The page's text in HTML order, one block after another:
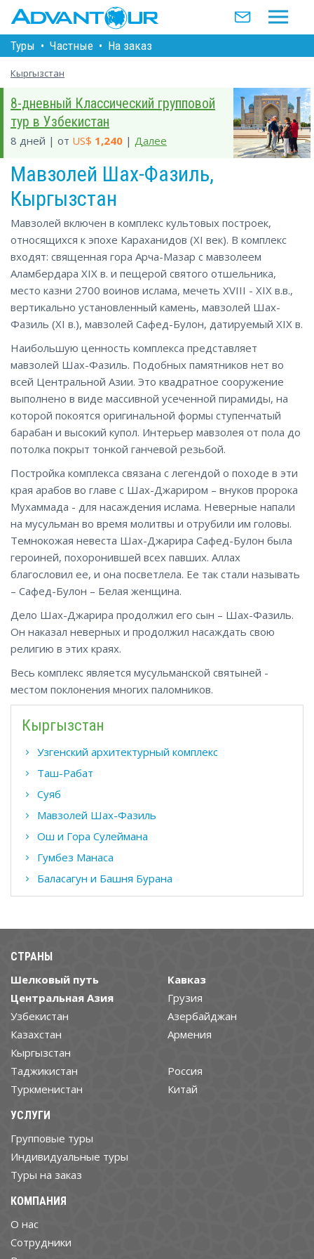
Туры • Частные • На заказ
Кыргызстан
8-дневный Классический групповой
тур в Узбекистан
8 дней | от US$ 1,240 | Далее
Мавзолей Шах-Фазиль,
Кыргызстан
Мавзолей включен в комплекс культовых построек,
относящихся к эпохе Караханидов (XI век). В комплекс
входят: священная гора Арча-Мазар с мавзолеем
Аламбердара XIX в. и пещерой святого отшельника,
место казни 2700 воинов ислама, мечеть XVIII - XIX в.в.,
вертикально установленный камень, мавзолей Шах-
Фазиль (XI в.), мавзолей Сафед-Булон, датируемый XIX в.
Наибольшую ценность комплекса представляет
мавзолей Шах-Фазиль. Подобных памятников нет во
всей Центральной Азии. Это квадратное сооружение
выполнено в виде массивной усеченной пирамиды, на
которой покоятся оригинальной формы ступенчатый
барабан и высокий купол. Интерьер мавзолея от пола до
потолка покрыт тонкой ганчевой резьбой.
Постройка комплекса связана с легендой о походе в эти
края арабов во главе с Шах-Джариром – внуков пророка
Мухаммада - для насаждения ислама. Неверные напали
на мусульман во время молитвы и отрубили им головы.
Темнокожая невеста Шах-Джарира Сафед-Булон была
героиней, похоронившей всех павших. Аллах
благословил ее, и она посветлела. Ее так стали называть
– Сафед-Булон – Белая женщина.
Дело Шах-Джарира продолжил его сын – Шах-Фазиль.
Он наказал неверных и продолжил насаждать свою
религию в этих краях.
Весь комплекс является мусульманской святыней -
местом поклонения многих паломников.
Кыргызстан
Узгенский архитектурный комплекс
Таш-Рабат
Суяб
Мавзолей Шах-Фазиль
Ош и Гора Сулеймана
Гумбез Манаса
Баласагун и Башня Бурана
СТРАНЫ
Шелковый путь
Центральная Азия
Узбекистан
Казахстан
Кыргызстан
Таджикистан
Туркменистан
Кавказ
Грузия
Азербайджан
Армения
Россия
Китай
УСЛУГИ
Групповые туры
Индивидуальные туры
Туры на заказ
КОМПАНИЯ
О нас
Cотрудники